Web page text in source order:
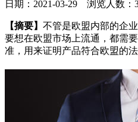
日期：2021-03-29 浏览人数：
【摘要】 不管是欧盟内部的企
要想在欧盟市场上流通，都需
准，用来证明产品符合欧盟的法